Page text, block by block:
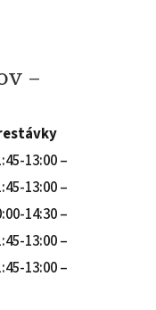
–
13:00 –
13:00 –
14:30 –
13:00 –
13:00 –